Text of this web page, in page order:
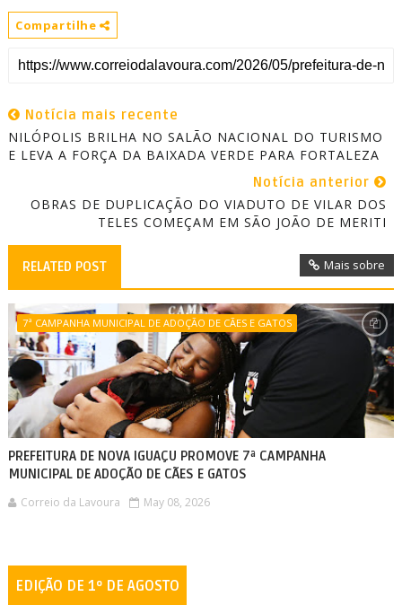
Compartilhe
Notícia mais recente
NILÓPOLIS BRILHA NO SALÃO NACIONAL DO TURISMO
E LEVA A FORÇA DA BAIXADA VERDE PARA FORTALEZA
Notícia anterior
OBRAS DE DUPLICAÇÃO DO VIADUTO DE VILAR DOS
TELES COMEÇAM EM SÃO JOÃO DE MERITI
RELATED POST Mais sobre
7ª CAMPANHA MUNICIPAL DE ADOÇÃO DE CÃES E GATOS
PREFEITURA DE NOVA IGUAÇU PROMOVE 7ª CAMPANHA
MUNICIPAL DE ADOÇÃO DE CÃES E GATOS
Correio da Lavoura May 08, 2026
EDIÇÃO DE 1º DE AGOSTO